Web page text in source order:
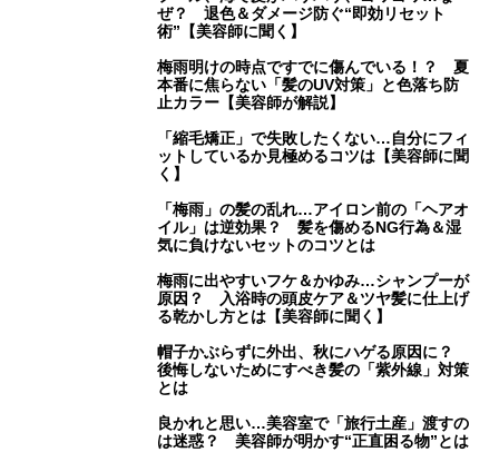
ぜ？ 退色＆ダメージ防ぐ“即効リセット
術”【美容師に聞く】
梅雨明けの時点ですでに傷んでいる！？ 夏
本番に焦らない「髪のUV対策」と色落ち防
止カラー【美容師が解説】
「縮毛矯正」で失敗したくない…自分にフィ
ットしているか見極めるコツは【美容師に聞
く】
「梅雨」の髪の乱れ…アイロン前の「ヘアオ
イル」は逆効果？ 髪を傷めるNG行為＆湿
気に負けないセットのコツとは
梅雨に出やすいフケ＆かゆみ…シャンプーが
原因？ 入浴時の頭皮ケア＆ツヤ髪に仕上げ
る乾かし方とは【美容師に聞く】
帽子かぶらずに外出、秋にハゲる原因に？
後悔しないためにすべき髪の「紫外線」対策
とは
良かれと思い…美容室で「旅行土産」渡すの
は迷惑？ 美容師が明かす“正直困る物”とは